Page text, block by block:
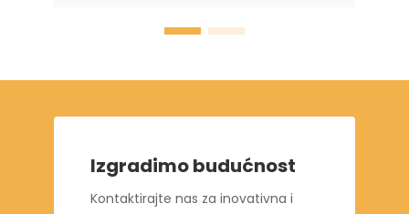
Izgradimo budućnost
Kontaktirajte nas za inovativna i